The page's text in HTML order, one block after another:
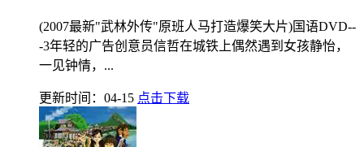
(2007最新"武林外传"原班人马打造爆笑大片)国语DVD--
-3年轻的广告创意员信哲在城铁上偶然遇到女孩静怡，
一见钟情，...
更新时间：04-15 点击下载